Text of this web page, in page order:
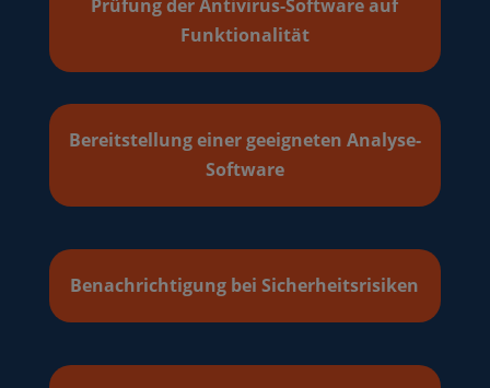
Prüfung der Antivirus-Software auf
Funktionalität
Bereitstellung einer geeigneten Analyse-
Software
Benachrichtigung bei Sicherheitsrisiken